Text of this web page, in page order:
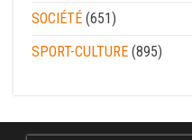
SOCIÉTÉ (651)
SPORT-CULTURE (895)